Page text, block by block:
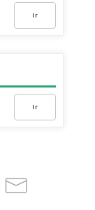
Ir
Ir